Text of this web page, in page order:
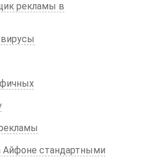
рекламы в
Айфоне стандартными